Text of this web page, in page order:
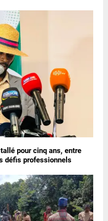
pour cinq ans, entre
défis professionnels